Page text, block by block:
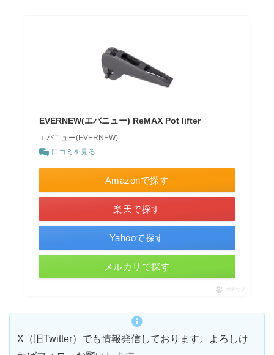
EVERNEW(エバニュー) ReMAX Pot lifter
エバニュー(EVERNEW)
口コミを見る
Amazonで探す
楽天で探す
Yahooで探す
メルカリで探す
ポチップ
X（旧Twitter）でも情報発信しております。よろしけ